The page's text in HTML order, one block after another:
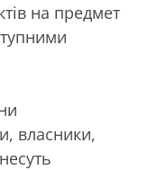
на предмет
власники,